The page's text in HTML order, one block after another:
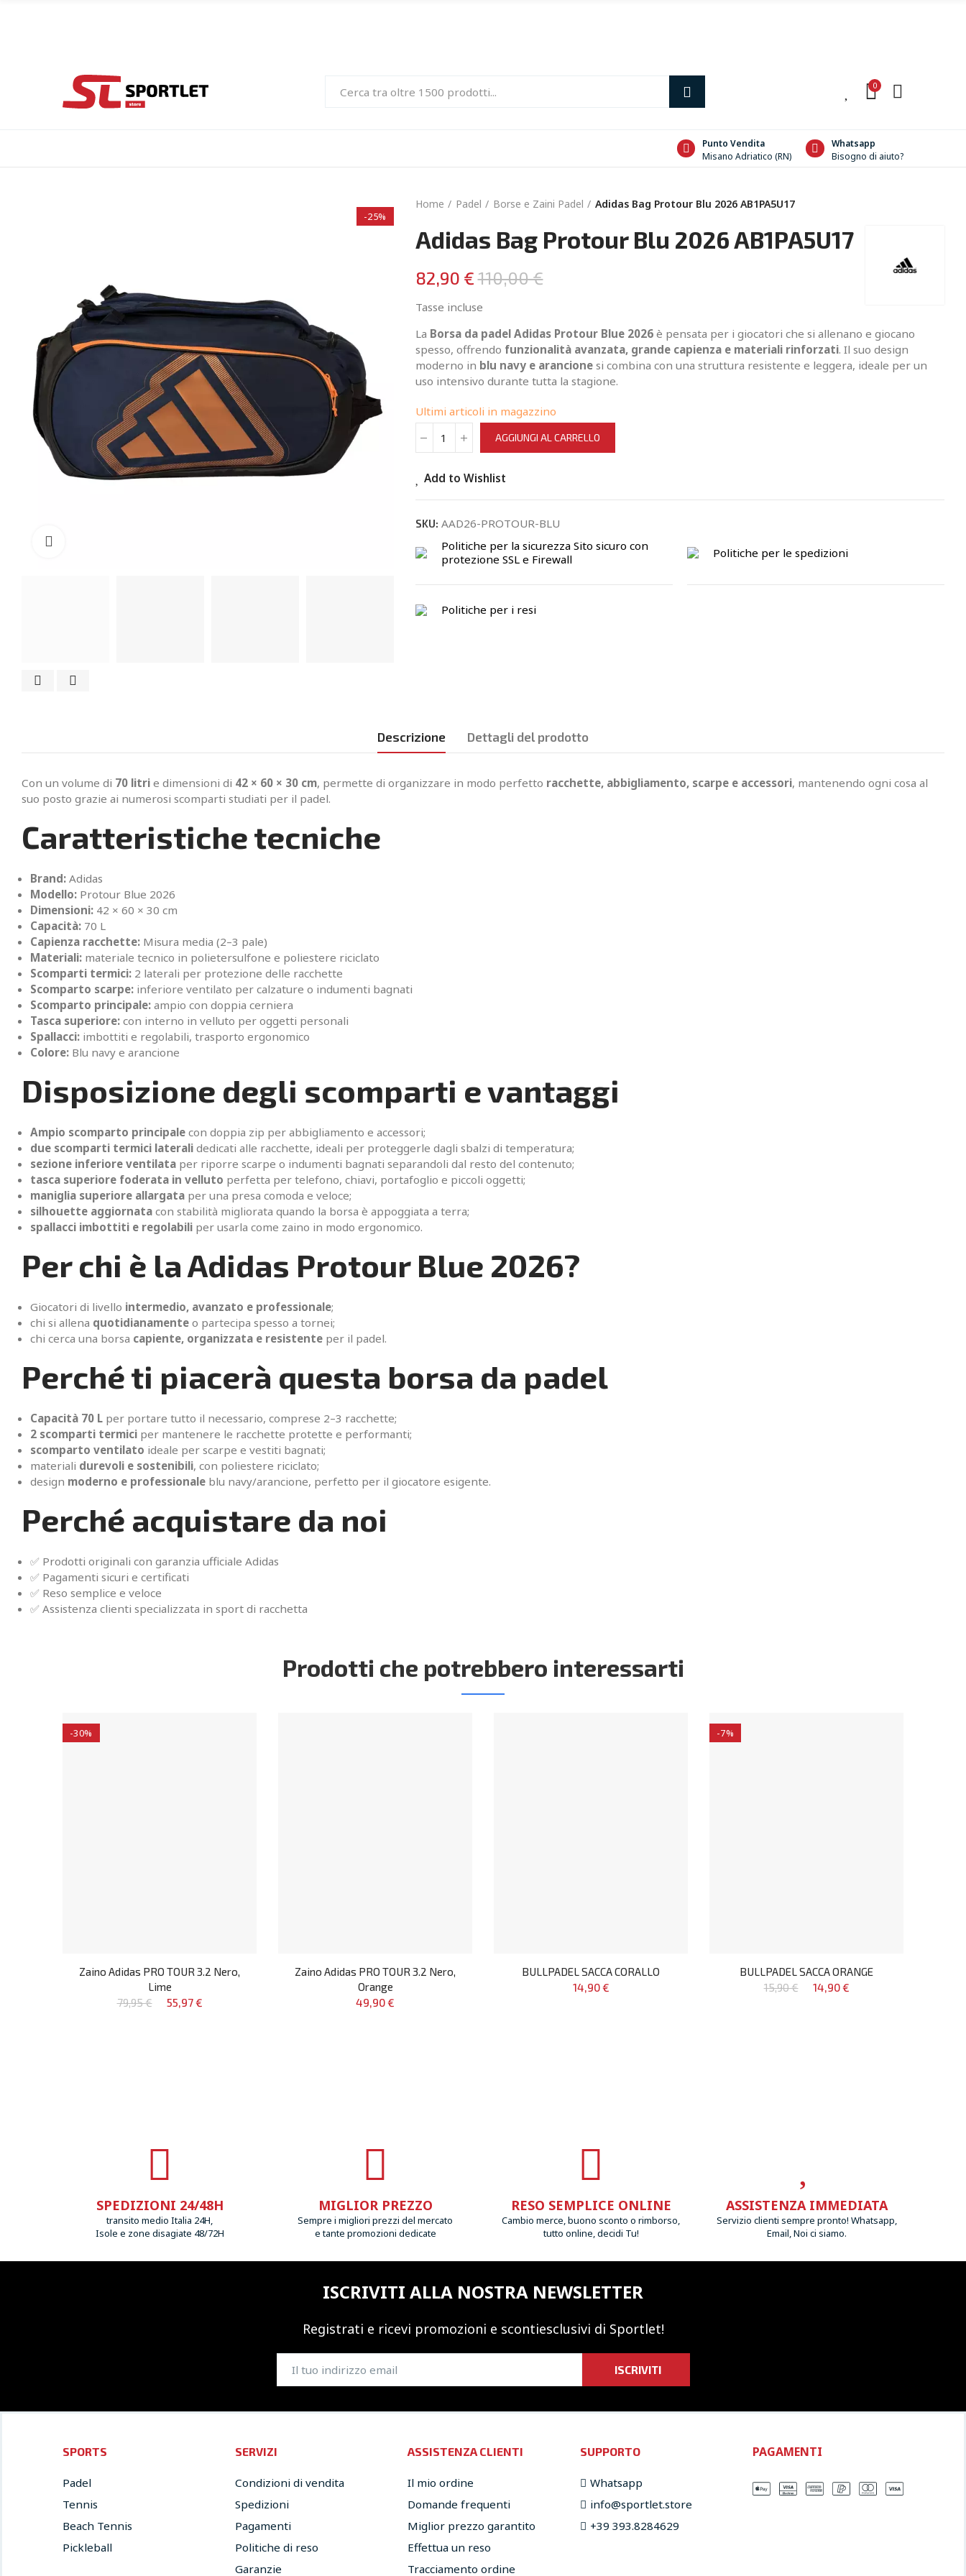
0
Punto Vendita
Misano Adriatico (RN)
Whatsapp
Bisogno di aiuto?
-25%
Home Padel Borse e Zaini Padel Adidas Bag Protour Blu 2026 AB1PA5U17
Adidas Bag Protour Blu 2026 AB1PA5U17
82,90 €110,00 €
Tasse incluse
La Borsa da padel Adidas Protour Blue 2026è pensata per i giocatori che si allenano e giocano
spesso, offrendo funzionalità avanzata, grande capienza e materiali rinforzati. Il suo design
moderno in blu navy e arancionesi combina con una struttura resistente e leggera, ideale per un
uso intensivo durante tutta la stagione.
Ultimi articoli in magazzino
AGGIUNGI AL CARRELLO
Add to Wishlist
SKU: AAD26-PROTOUR-BLU
Politiche per la sicurezza Sito sicuro con
protezione SSL e Firewall
Politiche per le spedizioni
Politiche per i resi
Descrizione Dettagli del prodotto
Con un volume di 70 litri e dimensioni di 42 × 60 × 30 cm, permette di organizzare in modo perfetto racchette, abbigliamento, scarpe e accessori, mantenendo ogni cosa al
suo posto grazie ai numerosi scomparti studiati per il padel.
Caratteristiche tecniche
Brand: Adidas
Modello: Protour Blue 2026
Dimensioni: 42 × 60 × 30 cm
Capacità: 70 L
Capienza racchette: Misura media (2–3 pale)
Materiali: materiale tecnico in polietersulfone e poliestere riciclato
Scomparti termici: 2 laterali per protezione delle racchette
Scomparto scarpe: inferiore ventilato per calzature o indumenti bagnati
Scomparto principale: ampio con doppia cerniera
Tasca superiore: con interno in velluto per oggetti personali
Spallacci: imbottiti e regolabili, trasporto ergonomico
Colore: Blu navy e arancione
Disposizione degli scomparti e vantaggi
Ampio scomparto principale con doppia zip per abbigliamento e accessori;
due scomparti termici laterali dedicati alle racchette, ideali per proteggerle dagli sbalzi di temperatura;
sezione inferiore ventilata per riporre scarpe o indumenti bagnati separandoli dal resto del contenuto;
tasca superiore foderata in velluto perfetta per telefono, chiavi, portafoglio e piccoli oggetti;
maniglia superiore allargata per una presa comoda e veloce;
silhouette aggiornata con stabilità migliorata quando la borsa è appoggiata a terra;
spallacci imbottiti e regolabili per usarla come zaino in modo ergonomico.
Per chi è la Adidas Protour Blue 2026?
Giocatori di livello intermedio, avanzato e professionale;
chi si allena quotidianamente o partecipa spesso a tornei;
chi cerca una borsa capiente, organizzata e resistente per il padel.
Perché ti piacerà questa borsa da padel
Capacità 70 L per portare tutto il necessario, comprese 2–3 racchette;
2 scomparti termici per mantenere le racchette protette e performanti;
scomparto ventilato ideale per scarpe e vestiti bagnati;
materiali durevoli e sostenibili, con poliestere riciclato;
design moderno e professionale blu navy/arancione, perfetto per il giocatore esigente.
Perché acquistare da noi
✅ Prodotti originali con garanzia ufficiale Adidas
✅ Pagamenti sicuri e certificati
✅ Reso semplice e veloce
✅ Assistenza clienti specializzata in sport di racchetta
Prodotti che potrebbero interessarti
-30%
Zaino Adidas PRO TOUR 3.2 Nero,
Lime
79,95 €
55,97 €
Zaino Adidas PRO TOUR 3.2 Nero,
Orange
49,90 €
BULLPADEL SACCA CORALLO
14,90 €
-7%
BULLPADEL SACCA ORANGE
15,90 €
14,90 €
SPEDIZIONI 24/48H
transito medio Italia 24H,
Isole e zone disagiate 48/72H
MIGLIOR PREZZO
Sempre i migliori prezzi del mercato
e tante promozioni dedicate
RESO SEMPLICE ONLINE
Cambio merce, buono sconto o rimborso,
tutto online, decidi Tu!
ASSISTENZA IMMEDIATA
Servizio clienti sempre pronto! Whatsapp,
Email, Noi ci siamo.
ISCRIVITI ALLA NOSTRA NEWSLETTER
Registrati e ricevi promozioni e scontiesclusivi di Sportlet!
ISCRIVITI
SPORTS
Padel
Tennis
Beach Tennis
Pickleball
SERVIZI
Condizioni di vendita
Spedizioni
Pagamenti
Politiche di reso
Garanzie
ASSISTENZA CLIENTI
Il mio ordine
Domande frequenti
Miglior prezzo garantito
Effettua un reso
Tracciamento ordine
SUPPORTO
Whatsapp
info@sportlet.store​
+39 393.8284629
PAGAMENTI